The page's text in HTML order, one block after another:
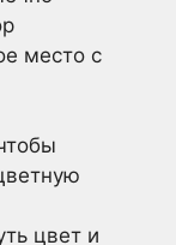
место с
цвет и